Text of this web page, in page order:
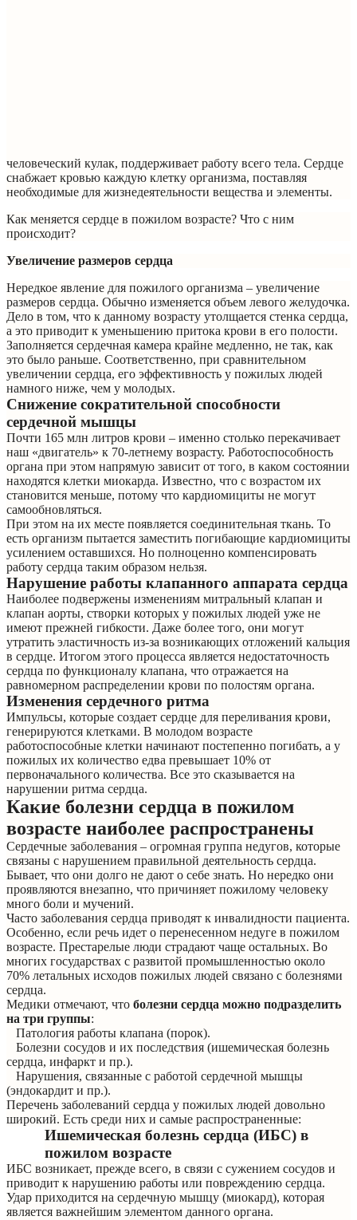
человеческий кулак, поддерживает работу всего тела. Сердце
снабжает кровью каждую клетку организма, поставляя
необходимые для жизнедеятельности вещества и элементы.
Как меняется сердце в пожилом возрасте? Что с ним
происходит?
Увеличение размеров сердца
Нередкое явление для пожилого организма – увеличение
размеров сердца. Обычно изменяется объем левого желудочка.
Дело в том, что к данному возрасту утолщается стенка сердца,
а это приводит к уменьшению притока крови в его полости.
Заполняется сердечная камера крайне медленно, не так, как
это было раньше. Соответственно, при сравнительном
увеличении сердца, его эффективность у пожилых людей
намного ниже, чем у молодых.
Снижение сократительной способности
сердечной мышцы
Почти 165 млн литров крови – именно столько перекачивает
наш «двигатель» к 70-летнему возрасту. Работоспособность
органа при этом напрямую зависит от того, в каком состоянии
находятся клетки миокарда. Известно, что с возрастом их
становится меньше, потому что кардиомициты не могут
самообновляться.
При этом на их месте появляется соединительная ткань. То
есть организм пытается заместить погибающие кардиомициты
усилением оставшихся. Но полноценно компенсировать
работу сердца таким образом нельзя.
Нарушение работы клапанного аппарата сердца
Наиболее подвержены изменениям митральный клапан и
клапан аорты, створки которых у пожилых людей уже не
имеют прежней гибкости. Даже более того, они могут
утратить эластичность из-за возникающих отложений кальция
в сердце. Итогом этого процесса является недостаточность
сердца по функционалу клапана, что отражается на
равномерном распределении крови по полостям органа.
Изменения сердечного ритма
Импульсы, которые создает сердце для переливания крови,
генерируются клетками. В молодом возрасте
работоспособные клетки начинают постепенно погибать, а у
пожилых их количество едва превышает 10% от
первоначального количества. Все это сказывается на
нарушении ритма сердца.
Какие болезни сердца в пожилом
возрасте наиболее распространены
Сердечные заболевания – огромная группа недугов, которые
связаны с нарушением правильной деятельность сердца.
Бывает, что они долго не дают о себе знать. Но нередко они
проявляются внезапно, что причиняет пожилому человеку
много боли и мучений.
Часто заболевания сердца приводят к инвалидности пациента.
Особенно, если речь идет о перенесенном недуге в пожилом
возрасте. Престарелые люди страдают чаще остальных. Во
многих государствах с развитой промышленностью около
70% летальных исходов пожилых людей связано с болезнями
сердца.
Медики отмечают, что болезни сердца можно подразделить
на три группы:
Патология работы клапана (порок).
Болезни сосудов и их последствия (ишемическая болезнь
сердца, инфаркт и пр.).
Нарушения, связанные с работой сердечной мышцы
(эндокардит и пр.).
Перечень заболеваний сердца у пожилых людей довольно
широкий. Есть среди них и самые распространенные:
Ишемическая болезнь сердца (ИБС) в
пожилом возрасте
ИБС возникает, прежде всего, в связи с сужением сосудов и
приводит к нарушению работы или повреждению сердца.
Удар приходится на сердечную мышцу (миокард), которая
является важнейшим элементом данного органа.